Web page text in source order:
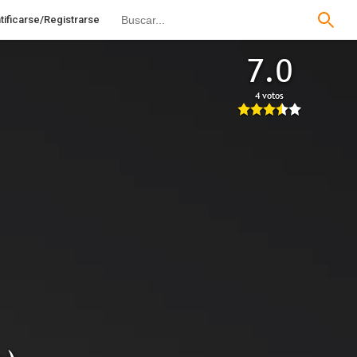
Registrarse
7.0
4 votos